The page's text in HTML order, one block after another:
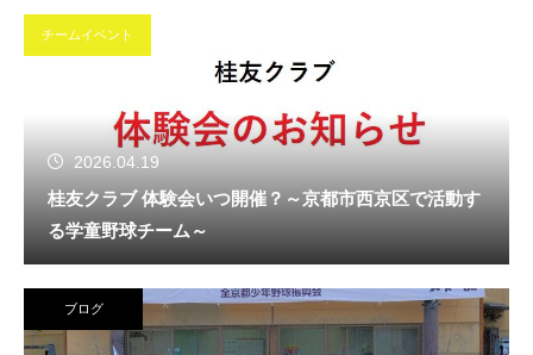
チームイベント
2026.04.19
桂友クラブ 体験会いつ開催？～京都市西京区で活動す
る学童野球チーム～
ブログ